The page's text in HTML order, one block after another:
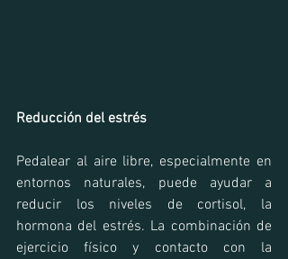
Reducción del estrés
Pedalear al aire libre, especialmente en
entornos naturales, puede ayudar a
reducir los niveles de cortisol, la
hormona del estrés. La combinación de
ejercicio físico y contacto con la